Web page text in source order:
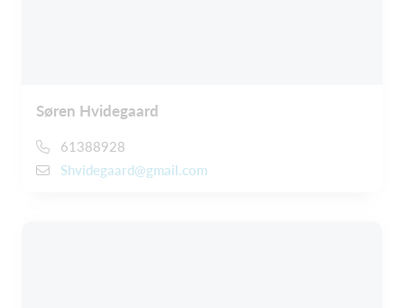
Søren Hvidegaard
61388928
Shvidegaard@gmail.com